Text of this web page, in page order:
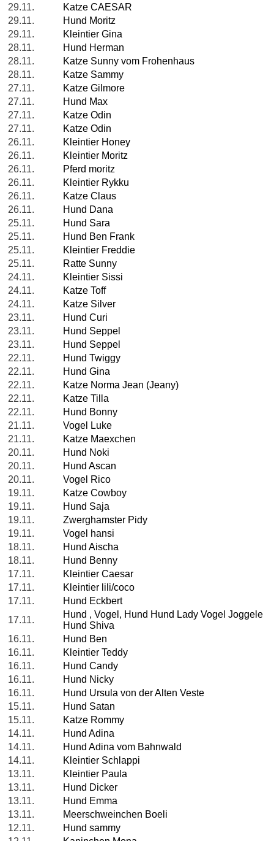
29.11.
Katze CAESAR
29.11.
Hund Moritz
29.11.
Kleintier Gina
28.11.
Hund Herman
28.11.
Katze Sunny vom Frohenhaus
28.11.
Katze Sammy
27.11.
Katze Gilmore
27.11.
Hund Max
27.11.
Katze Odin
27.11.
Katze Odin
26.11.
Kleintier Honey
26.11.
Kleintier Moritz
26.11.
Pferd moritz
26.11.
Kleintier Rykku
26.11.
Katze Claus
26.11.
Hund Dana
25.11.
Hund Sara
25.11.
Hund Ben Frank
25.11.
Kleintier Freddie
25.11.
Ratte Sunny
24.11.
Kleintier Sissi
24.11.
Katze Toff
24.11.
Katze Silver
23.11.
Hund Curi
23.11.
Hund Seppel
23.11.
Hund Seppel
22.11.
Hund Twiggy
22.11.
Hund Gina
22.11.
Katze Norma Jean (Jeany)
22.11.
Katze Tilla
22.11.
Hund Bonny
21.11.
Vogel Luke
21.11.
Katze Maexchen
20.11.
Hund Noki
20.11.
Hund Ascan
20.11.
Vogel Rico
19.11.
Katze Cowboy
19.11.
Hund Saja
19.11.
Zwerghamster Pidy
19.11.
Vogel hansi
18.11.
Hund Aischa
18.11.
Hund Benny
17.11.
Kleintier Caesar
17.11.
Kleintier lili/coco
17.11.
Hund Eckbert
17.11.
Hund , Vogel, Hund Hund Lady Vogel Joggele
Hund Shiva
16.11.
Hund Ben
16.11.
Kleintier Teddy
16.11.
Hund Candy
16.11.
Hund Nicky
16.11.
Hund Ursula von der Alten Veste
15.11.
Hund Satan
15.11.
Katze Rommy
14.11.
Hund Adina
14.11.
Hund Adina vom Bahnwald
14.11.
Kleintier Schlappi
13.11.
Kleintier Paula
13.11.
Hund Dicker
13.11.
Hund Emma
13.11.
Meerschweinchen Boeli
12.11.
Hund sammy